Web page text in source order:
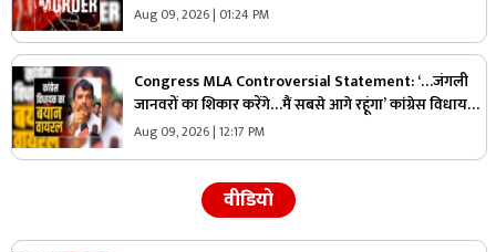
कमिश्नरेट प्रणाली को लेकर कही थी ये बात
Aug 09, 2026 | 01:24 PM
Congress MLA Controversial Statement: ‘…जंगली
जानवरों का शिकार करेंगे…मैं सबसे आगे रहूंगा’ कांग्रेस विधायक
ने दिया विवादित बयान, वायरल हो रहा वीडियो
Aug 09, 2026 | 12:17 PM
वीडियो